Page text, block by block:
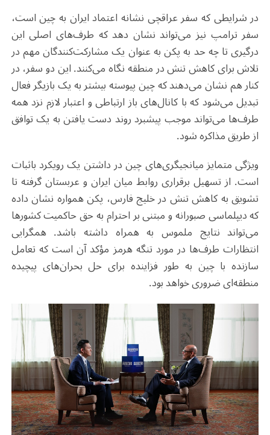
در شرایطی که سفر عراقچی نشانه اعتماد ایران به چین است،
سفر ترامپ نیز می‌تواند نشان دهد که طرف‌های اصلی این
درگیری تا چه حد به پکن به عنوان یک مشارکت‌کنندگان مهم در
تلاش‌ برای کاهش تنش در منطقه نگاه می‌کنند. این دو سفر، در
کنار هم نشان می‌دهند که چین پیوسته بیشتر به یک بازیگر فعال
تبدیل می‌شود که با کانال‌های باز ارتباطی و اعتبار لازم نزد همه
طرف‌ها می‌تواند موجب پیشبرد روند دست یافتن به یک توافق
از طریق مذاکره شود.
ویژگی متمایز میانجیگری‌های چین در داشتن یک رویکرد باثبات
است. از تسهیل برقراری روابط میان ایران و عربستان گرفته تا
تشویق به کاهش تنش در خلیج فارس، پکن همواره نشان داده
که دیپلماسی صبورانه و مبتنی بر احترام به حق حاکمیت کشورها
می‌تواند نتایج ملموس به همراه داشته باشد. همگرایی
انتظارات طرف‌ها در مورد تنگه هرمز مؤکد آن است که تعامل
سازنده با چین به طور فزاینده برای حل بحران‌های پیچیده
منطقه‌ای ضروری خواهد بود.